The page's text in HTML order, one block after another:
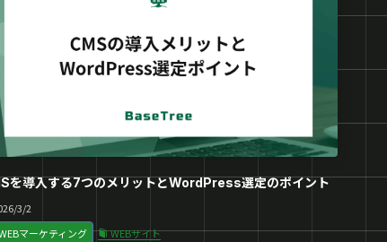
を導入する7つのメリットとWordPress選定のポイント
3/2
マーケティング
WEBサイト